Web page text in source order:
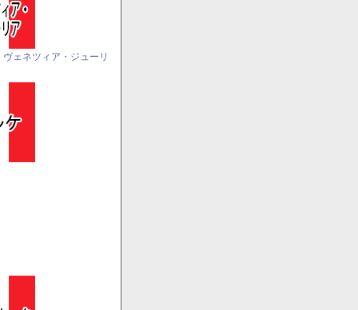
ヴェネツィア・ジューリ